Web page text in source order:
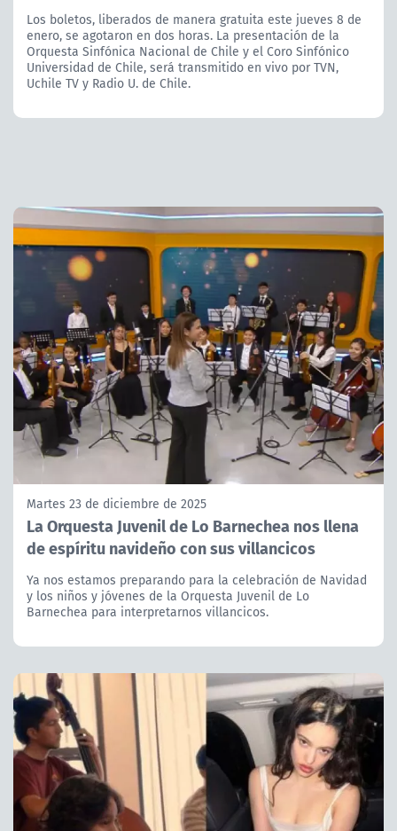
Los boletos, liberados de manera gratuita este jueves 8 de
enero, se agotaron en dos horas. La presentación de la
Orquesta Sinfónica Nacional de Chile y el Coro Sinfónico
Universidad de Chile, será transmitido en vivo por TVN,
Uchile TV y Radio U. de Chile.
Martes 23 de diciembre de 2025
La Orquesta Juvenil de Lo Barnechea nos llena
de espíritu navideño con sus villancicos
Ya nos estamos preparando para la celebración de Navidad
y los niños y jóvenes de la Orquesta Juvenil de Lo
Barnechea para interpretarnos villancicos.